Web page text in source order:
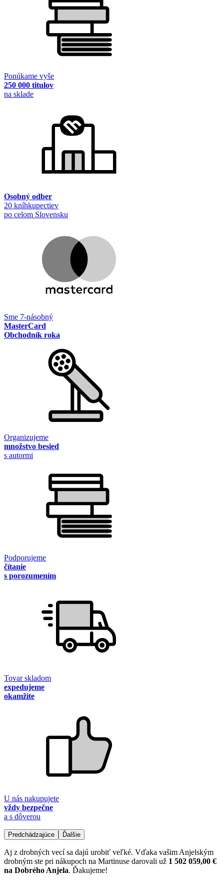
Ponúkame vyše
250 000 titulov
na sklade
Osobný odber
20 kníhkupectiev
po celom Slovensku
Sme 7-násobný
MasterCard
Obchodník roka
Organizujeme
množstvo besied
s autormi
Podporujeme
čítanie
s porozumením
Tovar skladom
expedujeme
okamžite
U nás nakupujete
vždy bezpečne
a s dôverou
Predchádzajúce Ďalšie
Aj z drobných vecí sa dajú urobiť veľké. Vďaka vašim Anjelským
drobným ste pri nákupoch na Martinuse darovali už 1 502 059,00 €
na Dobrého Anjela. Ďakujeme!